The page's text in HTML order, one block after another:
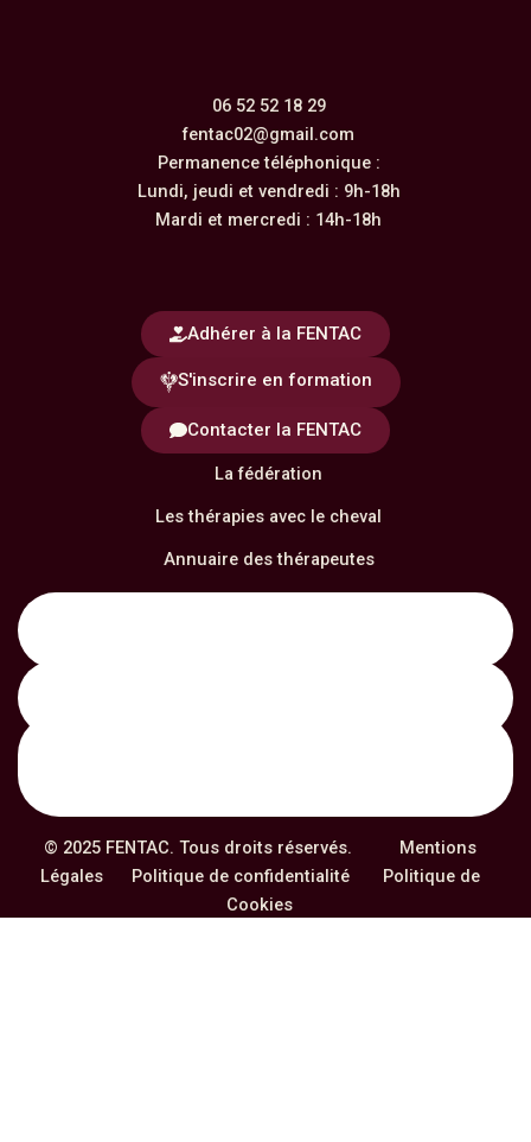
06 52 52 18 29
fentac02@gmail.com
Permanence téléphonique :
Lundi, jeudi et vendredi : 9h-18h
Mardi et mercredi : 14h-18h
Adhérer à la FENTAC
S'inscrire en formation
Contacter la FENTAC
La fédération
Les thérapies avec le cheval
Annuaire des thérapeutes
© 2025 FENTAC. Tous droits réservés.
Mentions
Légales
Politique de confidentialité
Politique de
Cookies